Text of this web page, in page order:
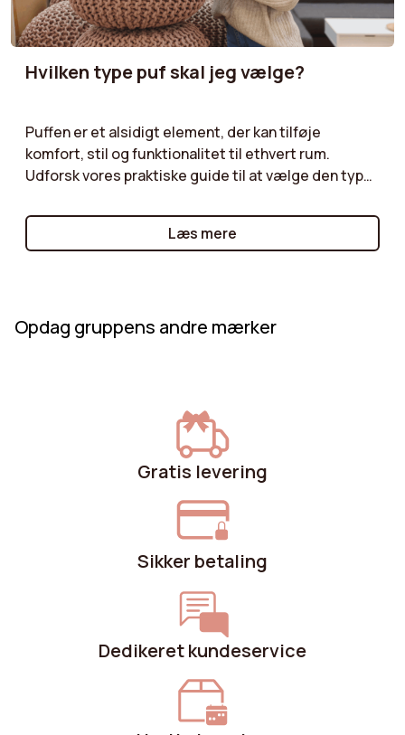
Hvilken type puf skal jeg vælge?
Puffen er et alsidigt element, der kan tilføje
komfort, stil og funktionalitet til ethvert rum.
Udforsk vores praktiske guide til at vælge den type
en opbevaringspuf, der tilbyder ekstra plads, en
kæmpe puf til afslappet og komfortabel siddeplads,
Læs mere
Opdag gruppens andre mærker
Gratis levering
Sikker betaling
Dedikeret kundeservice